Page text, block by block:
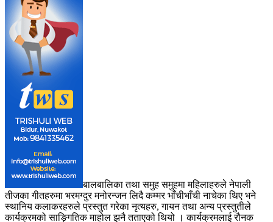
बालबालिका तथा समुह समुहमा महिलाहरुले नेपाली
तीजका गीतहरुमा भरमग्दुर मनोरन्जन लिदै कम्मर भाँचीभाँची नाचेका थिए भने
स्थानिय कलाकरहरुले प्रस्तुत गरेका नृत्यहरु, गायन तथा अन्य प्रस्तुतीले
कार्यक्रमको साङ्गितिक माहोल झनै तताएको थियो । कार्यक्रमलाई रौनक